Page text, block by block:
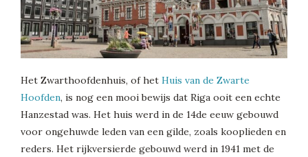
Het Zwarthoofdenhuis, of het Huis van de Zwarte
Hoofden, is nog een mooi bewijs dat Riga ooit een echte
Hanzestad was. Het huis werd in de 14de eeuw gebouwd
voor ongehuwde leden van een gilde, zoals kooplieden en
reders. Het rijkversierde gebouwd werd in 1941 met de